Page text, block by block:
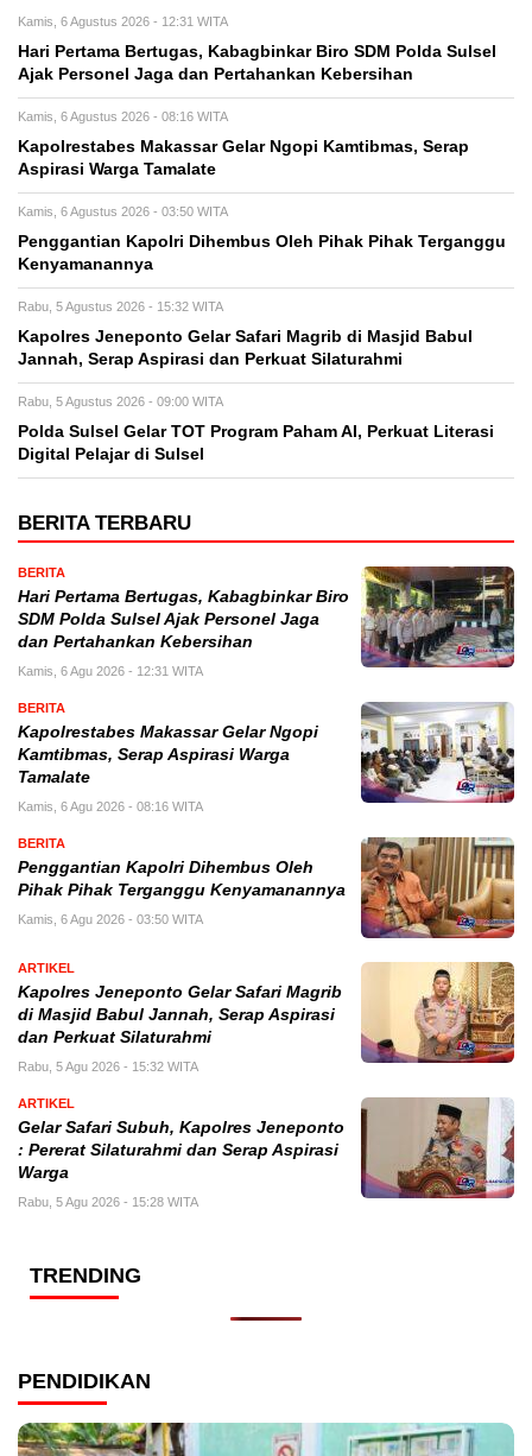
Kamis, 6 Agustus 2026 - 12:31 WITA
Hari Pertama Bertugas, Kabagbinkar Biro SDM Polda Sulsel
Ajak Personel Jaga dan Pertahankan Kebersihan
Kamis, 6 Agustus 2026 - 08:16 WITA
Kapolrestabes Makassar Gelar Ngopi Kamtibmas, Serap
Aspirasi Warga Tamalate
Kamis, 6 Agustus 2026 - 03:50 WITA
Penggantian Kapolri Dihembus Oleh Pihak Pihak Terganggu
Kenyamanannya
Rabu, 5 Agustus 2026 - 15:32 WITA
Kapolres Jeneponto Gelar Safari Magrib di Masjid Babul
Jannah, Serap Aspirasi dan Perkuat Silaturahmi
Rabu, 5 Agustus 2026 - 09:00 WITA
Polda Sulsel Gelar TOT Program Paham AI, Perkuat Literasi
Digital Pelajar di Sulsel
BERITA TERBARU
BERITA
Hari Pertama Bertugas, Kabagbinkar Biro
SDM Polda Sulsel Ajak Personel Jaga
dan Pertahankan Kebersihan
Kamis, 6 Agu 2026 - 12:31 WITA
BERITA
Kapolrestabes Makassar Gelar Ngopi
Kamtibmas, Serap Aspirasi Warga
Tamalate
Kamis, 6 Agu 2026 - 08:16 WITA
BERITA
Penggantian Kapolri Dihembus Oleh
Pihak Pihak Terganggu Kenyamanannya
Kamis, 6 Agu 2026 - 03:50 WITA
ARTIKEL
Kapolres Jeneponto Gelar Safari Magrib
di Masjid Babul Jannah, Serap Aspirasi
dan Perkuat Silaturahmi
Rabu, 5 Agu 2026 - 15:32 WITA
ARTIKEL
Gelar Safari Subuh, Kapolres Jeneponto
: Pererat Silaturahmi dan Serap Aspirasi
Warga
Rabu, 5 Agu 2026 - 15:28 WITA
TRENDING
PENDIDIKAN